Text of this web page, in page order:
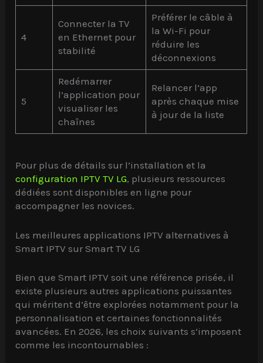
4
Connecter la TV
en Ethernet pour
stabilité
Préférer le câble à
la Wi-Fi pour
réduire les
déconnexions
5
Redémarrer
l’application pour
visualiser les
chaînes
Relancer l’app
après chaque mise
à jour de la liste
Pour plus de détails sur l’installation et la
configuration IPTV TV LG, plusieurs ressources
dédiées sont disponibles en ligne pour
accompagner les novices.
Les meilleures applications IPTV alternatives à
Smart IPTV sur Smart TV LG
Bien que Smart IPTV soit une référence prisée, il
existe plusieurs autres applications puissantes
qui méritent d’être explorées notamment pour la
personnalisation et certaines fonctionnalités
avancées. En 2026, les choix suivants s’imposent
comme les incontournables :